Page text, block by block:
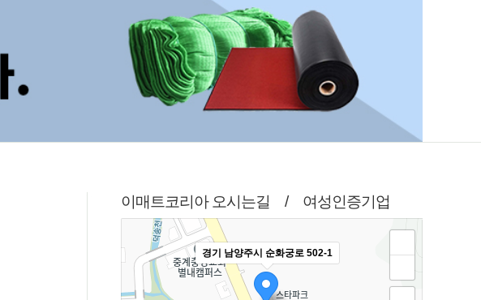
이매트코리아 오시는길 / 여성인증기업
경기 남양주시 순화궁로 502-1